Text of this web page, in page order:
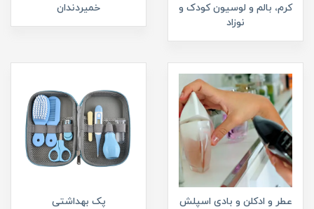
کرم، بالم و لوسیون کودک و
نوزاد
خمیردندان
عطر و ادکلن و بادی اسپلش
پک بهداشتی